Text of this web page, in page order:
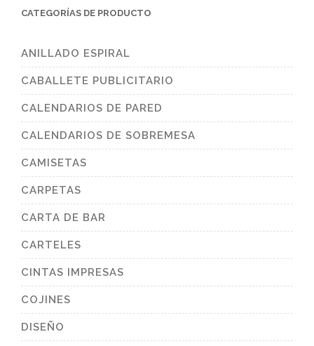
CATEGORÍAS DE PRODUCTO
ANILLADO ESPIRAL
CABALLETE PUBLICITARIO
CALENDARIOS DE PARED
CALENDARIOS DE SOBREMESA
CAMISETAS
CARPETAS
CARTA DE BAR
CARTELES
CINTAS IMPRESAS
COJINES
DISEÑO